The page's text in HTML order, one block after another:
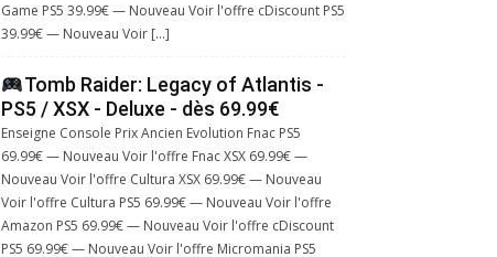
Game PS5 39.99€ — Nouveau Voir l'offre cDiscount PS5
39.99€ — Nouveau Voir […]
Tomb Raider: Legacy of Atlantis -
PS5 / XSX - Deluxe - dès 69.99€
Enseigne Console Prix Ancien Evolution Fnac PS5
69.99€ — Nouveau Voir l'offre Fnac XSX 69.99€ —
Nouveau Voir l'offre Cultura XSX 69.99€ — Nouveau
Voir l'offre Cultura PS5 69.99€ — Nouveau Voir l'offre
Amazon PS5 69.99€ — Nouveau Voir l'offre cDiscount
PS5 69.99€ — Nouveau Voir l'offre Micromania PS5